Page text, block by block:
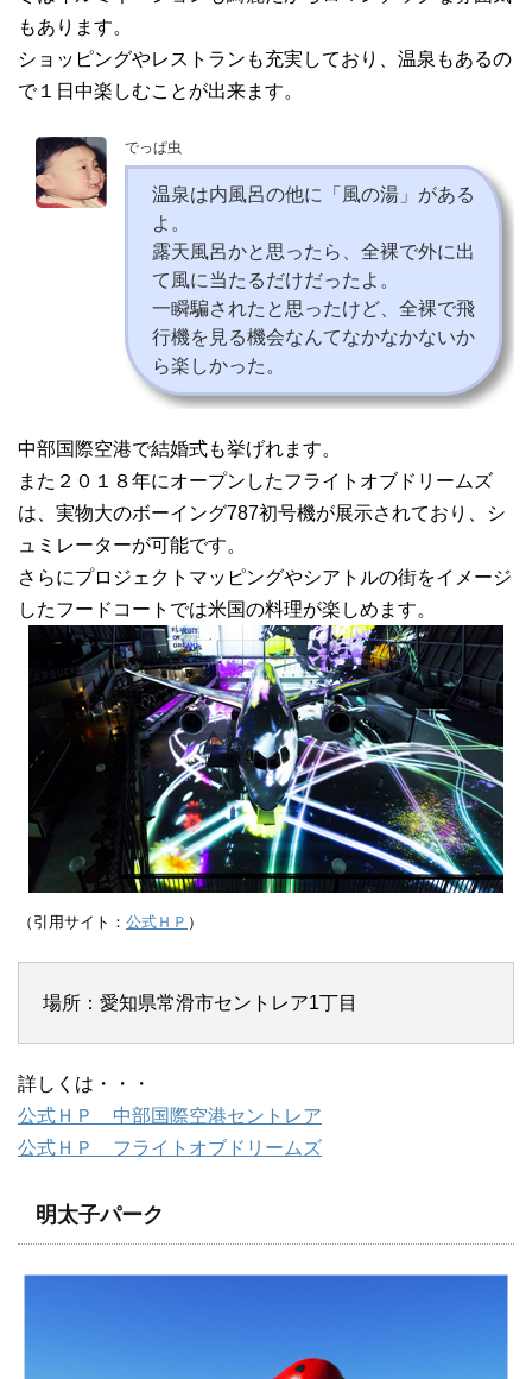
もあります。
ショッピングやレストランも充実しており、温泉もあるの
で１日中楽しむことが出来ます。
でっぱ虫
温泉は内風呂の他に「風の湯」がある
よ。
露天風呂かと思ったら、全裸で外に出
て風に当たるだけだったよ。
一瞬騙されたと思ったけど、全裸で飛
行機を見る機会なんてなかなかないか
ら楽しかった。
中部国際空港で結婚式も挙げれます。
また２０１８年にオープンしたフライトオブドリームズ
は、実物大のボーイング787初号機が展示されており、シ
ュミレーターが可能です。
さらにプロジェクトマッピングやシアトルの街をイメージ
したフードコートでは米国の料理が楽しめます。
（引用サイト： 公式ＨＰ ）
場所：愛知県常滑市セントレア1丁目
詳しくは・・・
公式ＨＰ 中部国際空港セントレア
公式ＨＰ フライトオブドリームズ
明太子パーク